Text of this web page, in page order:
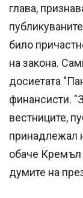
глава,
било
на закона.
досиетата
финансисти.
вестниците,
принадлежал
обаче Кремъл
думите на